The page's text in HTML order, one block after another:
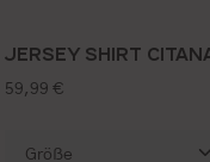
JERSEY SHIRT
regulärer preis:
59,99 €